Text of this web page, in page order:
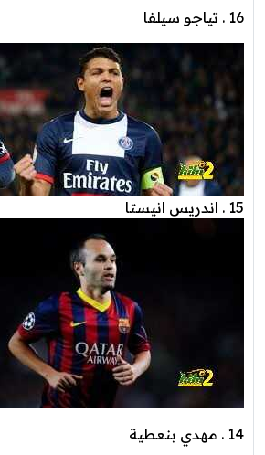
16 . تياجو سيلفا
15 . اندريس انيستا
14 . مهدي بنعطية